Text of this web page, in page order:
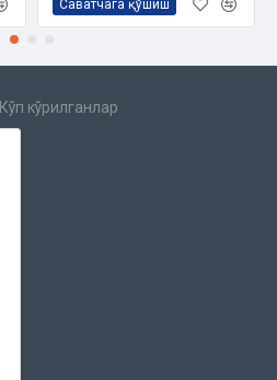
Саватчага қўшиш
Кўп кўрилганлар